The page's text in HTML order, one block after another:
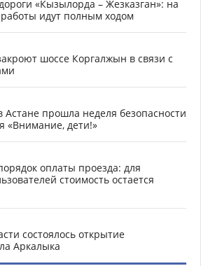
«Кызылорда – Жезказган»: на
работы идут полным ходом
шоссе Коргалжын в связи с
Астане прошла неделя безопасности
«Внимание, дети!»
оплаты проезда: для
стоимость остается
состоялось открытие
Аркалыка